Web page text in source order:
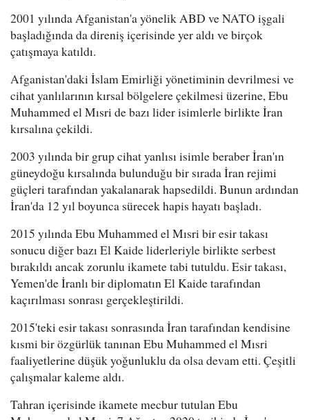
2001 yılında Afganistan'a yönelik ABD ve NATO işgali
başladığında da direniş içerisinde yer aldı ve birçok
çatışmaya katıldı.
Afganistan'daki İslam Emirliği yönetiminin devrilmesi ve
cihat yanlılarının kırsal bölgelere çekilmesi üzerine, Ebu
Muhammed el Mısri de bazı lider isimlerle birlikte İran
kırsalına çekildi.
2003 yılında bir grup cihat yanlısı isimle beraber İran'ın
güneydoğu kırsalında bulunduğu bir sırada İran rejimi
güçleri tarafından yakalanarak hapsedildi. Bunun ardından
İran'da 12 yıl boyunca sürecek hapis hayatı başladı.
2015 yılında Ebu Muhammed el Mısri bir esir takası
sonucu diğer bazı El Kaide liderleriyle birlikte serbest
bırakıldı ancak zorunlu ikamete tabi tutuldu. Esir takası,
Yemen'de İranlı bir diplomatın El Kaide tarafından
kaçırılması sonrası gerçekleştirildi.
2015'teki esir takası sonrasında İran tarafından kendisine
kısmi bir özgürlük tanınan Ebu Muhammed el Mısri
faaliyetlerine düşük yoğunluklu da olsa devam etti. Çeşitli
çalışmalar kaleme aldı.
Tahran içerisinde ikamete mecbur tutulan Ebu